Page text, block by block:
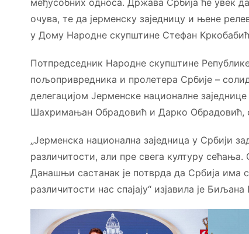
међусобних односа. Држава Србија ће увек
очува, те да јерменску заједницу и њене
у Дому Народне скупштине Стефан
Потпредседник Народне скупштине
пољопривредника и пролетера Србије –
делегацијом Јерменске националне
Шахримањан Обрадовић и Дарко Обрадовић,
„Јерменска национална заједница у Србији
различитости, али пре свега културу
Данашњи састанак је потврда да Србија има
различитости нас спајају“ изјавила је